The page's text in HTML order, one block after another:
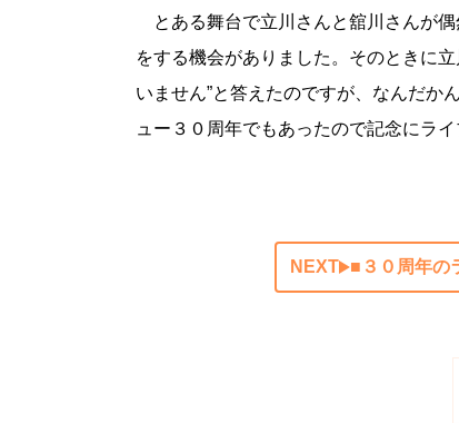
とある舞台で立川さんと舘川さんが
をする機会がありました。そのときに
いません”と答えたのですが、なんだか
ュー３０周年でもあったので記念にラ
NEXT ■３０周年の